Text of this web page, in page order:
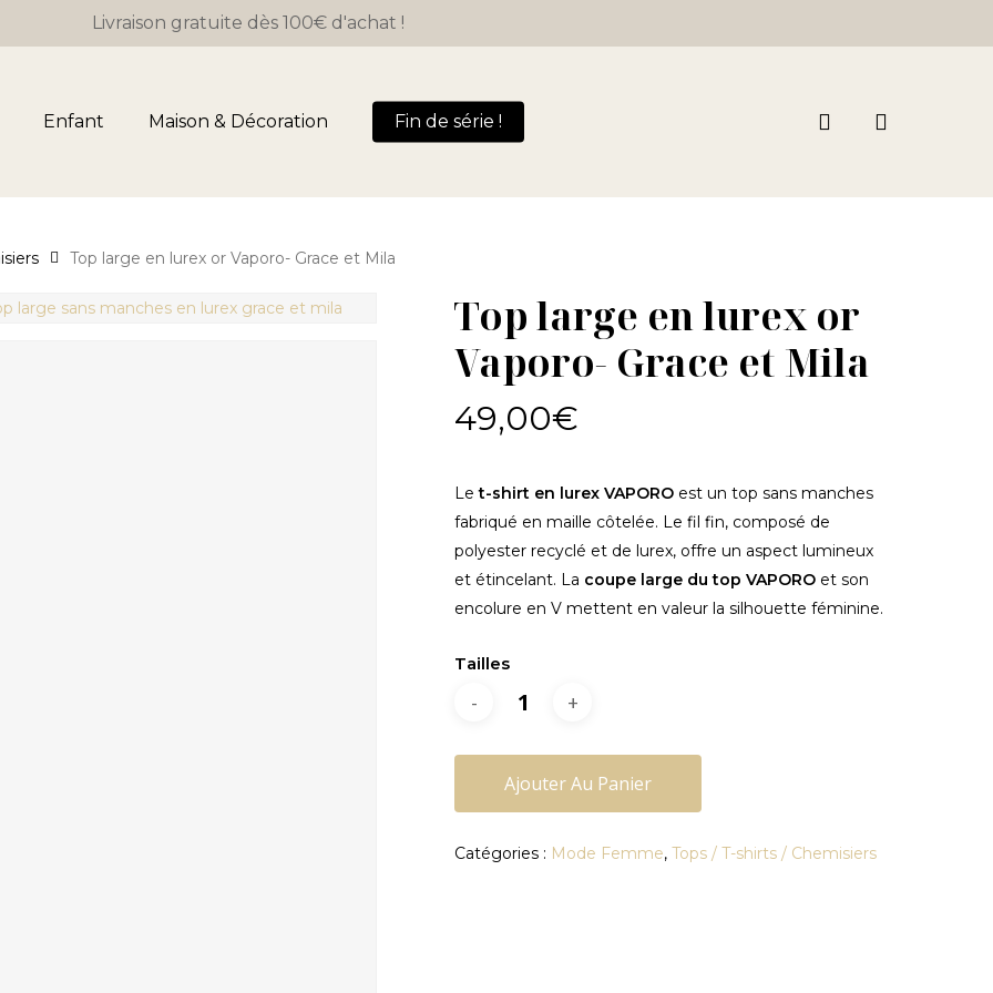
Livraison gratuite dès 100€ d'achat !
Enfant Maison & Décoration Fin de série ! search
Panier Close
Top large en lurex or Vaporo- Grace et Mila
Top large en lurex or
Vaporo- Grace et Mila
49,00€
Let-shirt en lurex VAPORO est un top sans manches
fabriqué en maille côtelée. Le fil fin, composé de
polyester recyclé et de lurex, offre un aspect lumineux
et étincelant. La coupe large du top VAPORO et son
encolure en V mettent en valeur la silhouette féminine.
Tailles
Ajouter Au Panier
Catégories : Mode Femme,Tops / T-shirts / Chemisiers